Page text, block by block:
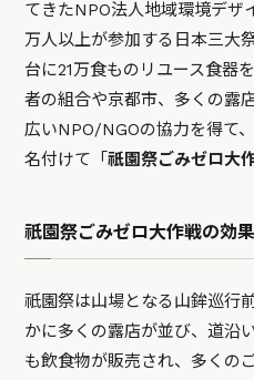
てきたNPO法人地域環境デ
万人以上が参加する日本三大
台に21万食ものリユース食器
者の組合や京都市、多くの露
広いNPO/NGOの協力を得て
名付けて「祇園祭ごみゼロ大
祇園祭ごみゼロ大作戦の効
祇園祭は山場となる山鉾巡行
かに多くの露店が並び、道沿
も飲食物が販売され、多くの